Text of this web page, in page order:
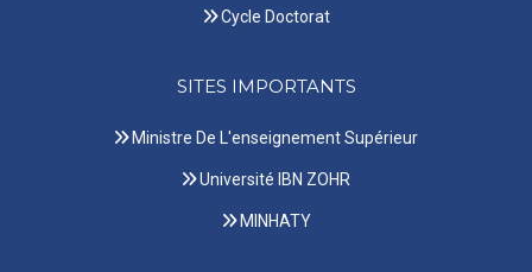
Cycle Doctorat
SITES IMPORTANTS
Ministre De L'enseignement Supérieur
Université IBN ZOHR
MINHATY